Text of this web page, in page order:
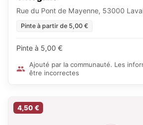
Rue du Pont de Mayenne, 53000
Pinte à partir de 5,00 €
Pinte à 5,00 €
Ajouté par la communauté. Les
être incorrectes
4,50 €